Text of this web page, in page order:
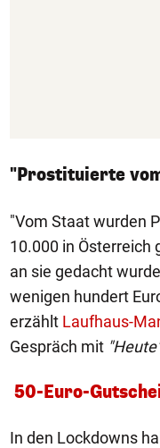
"Prostituierte
"Vom Staat wurden
10.000 in Österreich
an sie gedacht
wenigen hundert
erzählt Laufhaus-
Gespräch mit
50-Euro-
In den Lockdowns